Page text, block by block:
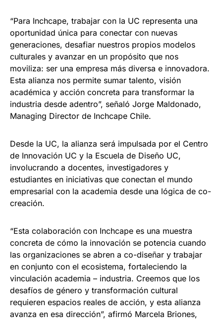
“Para Inchcape, trabajar con la UC representa una
oportunidad única para conectar con nuevas
generaciones, desafiar nuestros propios modelos
culturales y avanzar en un propósito que nos
moviliza: ser una empresa más diversa e innovadora.
Esta alianza nos permite sumar talento, visión
académica y acción concreta para transformar la
industria desde adentro”, señaló Jorge Maldonado,
Managing Director de Inchcape Chile.
Desde la UC, la alianza será impulsada por el Centro
de Innovación UC y la Escuela de Diseño UC,
involucrando a docentes, investigadores y
estudiantes en iniciativas que conectan el mundo
empresarial con la academia desde una lógica de co-
creación.
“Esta colaboración con Inchcape es una muestra
concreta de cómo la innovación se potencia cuando
las organizaciones se abren a co-diseñar y trabajar
en conjunto con el ecosistema, fortaleciendo la
vinculación academia – industria. Creemos que los
desafíos de género y transformación cultural
requieren espacios reales de acción, y esta alianza
avanza en esa dirección”, afirmó Marcela Briones,